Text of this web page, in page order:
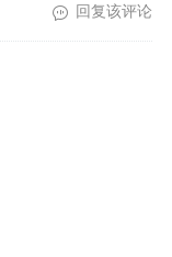
回复该评论